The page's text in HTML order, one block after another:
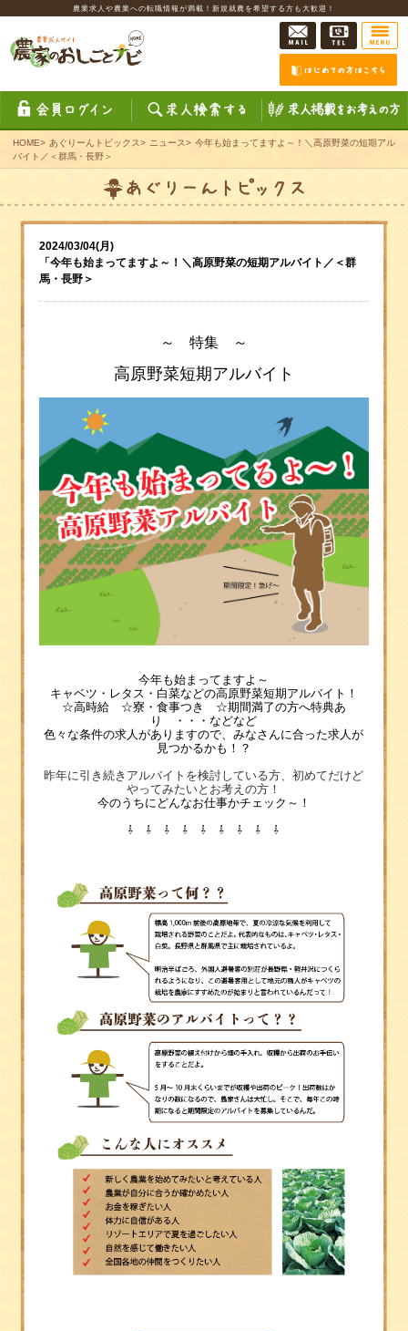
農業求人や農業への転職情報が満載！新規就農を希望する方も大歓迎！
HOME> あぐりーんトピックス> ニュース> 今年も始まってますよ～！＼高原野菜の短期アル
バイト／＜群馬・長野＞
2024/03/04(月)
「今年も始まってますよ～！＼高原野菜の短期アルバイト／＜群
馬・長野＞
～ 特集 ～
高原野菜短期アルバイト
今年も始まってますよ～
キャベツ・レタス・白菜などの高原野菜短期アルバイト！
☆高時給 ☆寮・食事つき ☆期間満了の方へ特典あ
り ・・・などなど
色々な条件の求人がありますので、みなさんに合った求人が
見つかるかも！？
昨年に引き続きアルバイトを検討している方、初めてだけど
やってみたいとお考えの方！
今のうちにどんなお仕事かチェック～！
⇩ ⇩ ⇩ ⇩ ⇩ ⇩ ⇩ ⇩ ⇩